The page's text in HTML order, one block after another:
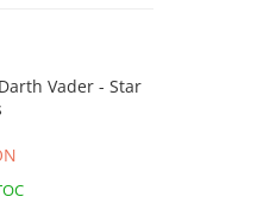
Vader - Star